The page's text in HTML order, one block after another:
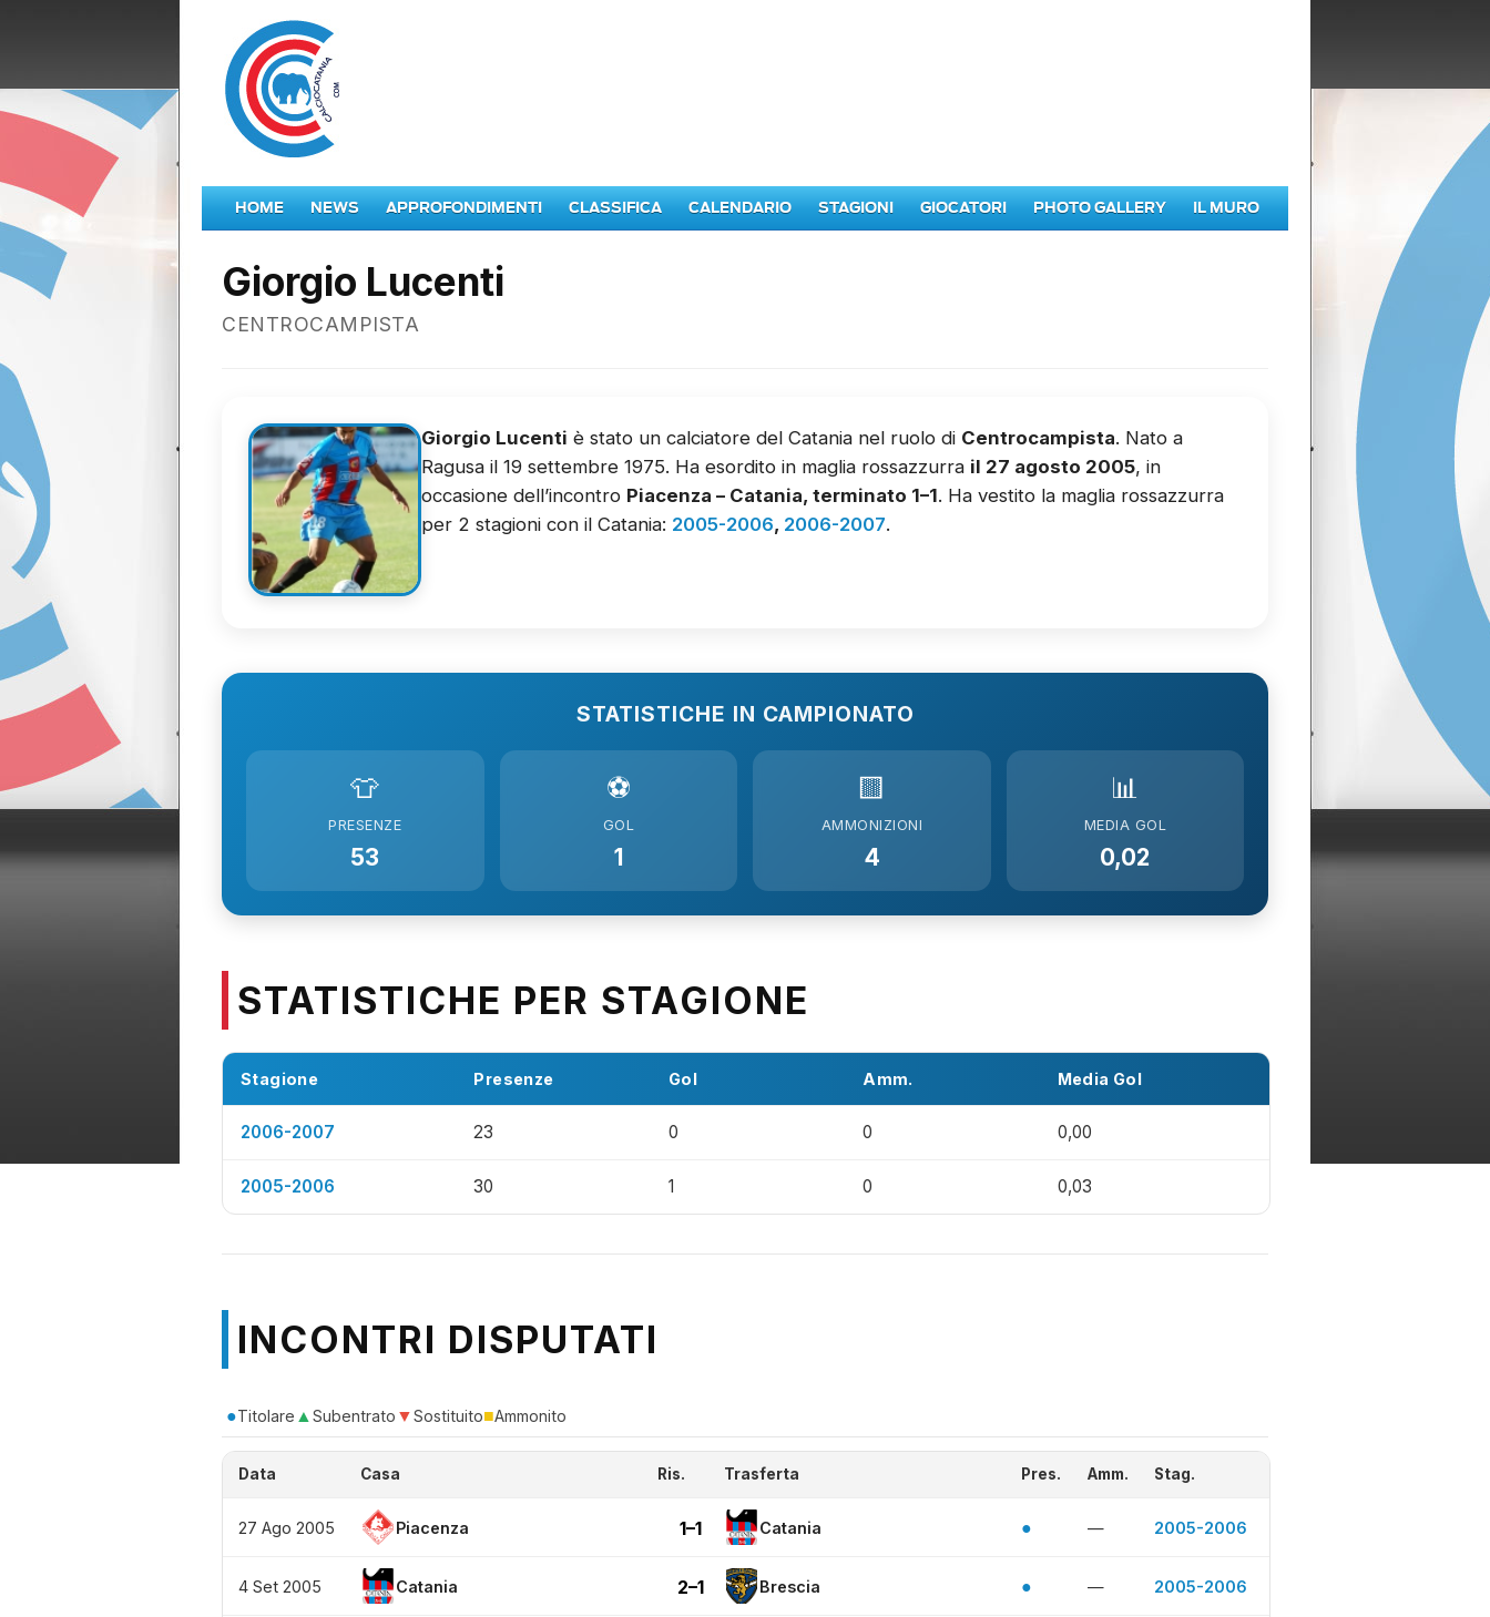
HOME NEWS APPROFONDIMENTI CLASSIFICA CALENDARIO STAGIONI GIOCATORI PHOTO GALLERY IL MURO
Giorgio Lucenti
CENTROCAMPISTA
Giorgio Lucenti è stato un calciatore del Catania nel ruolo di Centrocampista. Nato a
Ragusa il 19 settembre 1975. Ha esordito in maglia rossazzurra il 27 agosto 2005, in
occasione dell’incontro Piacenza – Catania, terminato 1–1. Ha vestito la maglia rossazzurra
per 2 stagioni con il Catania: 2005-2006, 2006-2007.
STATISTICHE IN CAMPIONATO
👕
PRESENZE
53
⚽
GOL
1
🟨
AMMONIZIONI
4
📊
MEDIA GOL
0,02
STATISTICHE PER STAGIONE
Stagione Presenze Gol Amm. Media Gol
2006-2007 23 0 0 0,00
2005-2006 30 1 0 0,03
INCONTRI DISPUTATI
●Titolare ▲Subentrato ▼Sostituito■Ammonito
Data Casa Ris. Trasferta Pres. Amm. Stag.
27 Ago 2005 Piacenza 1–1 Catania ● — 2005-2006
4 Set 2005 Catania 2–1 Brescia ● — 2005-2006